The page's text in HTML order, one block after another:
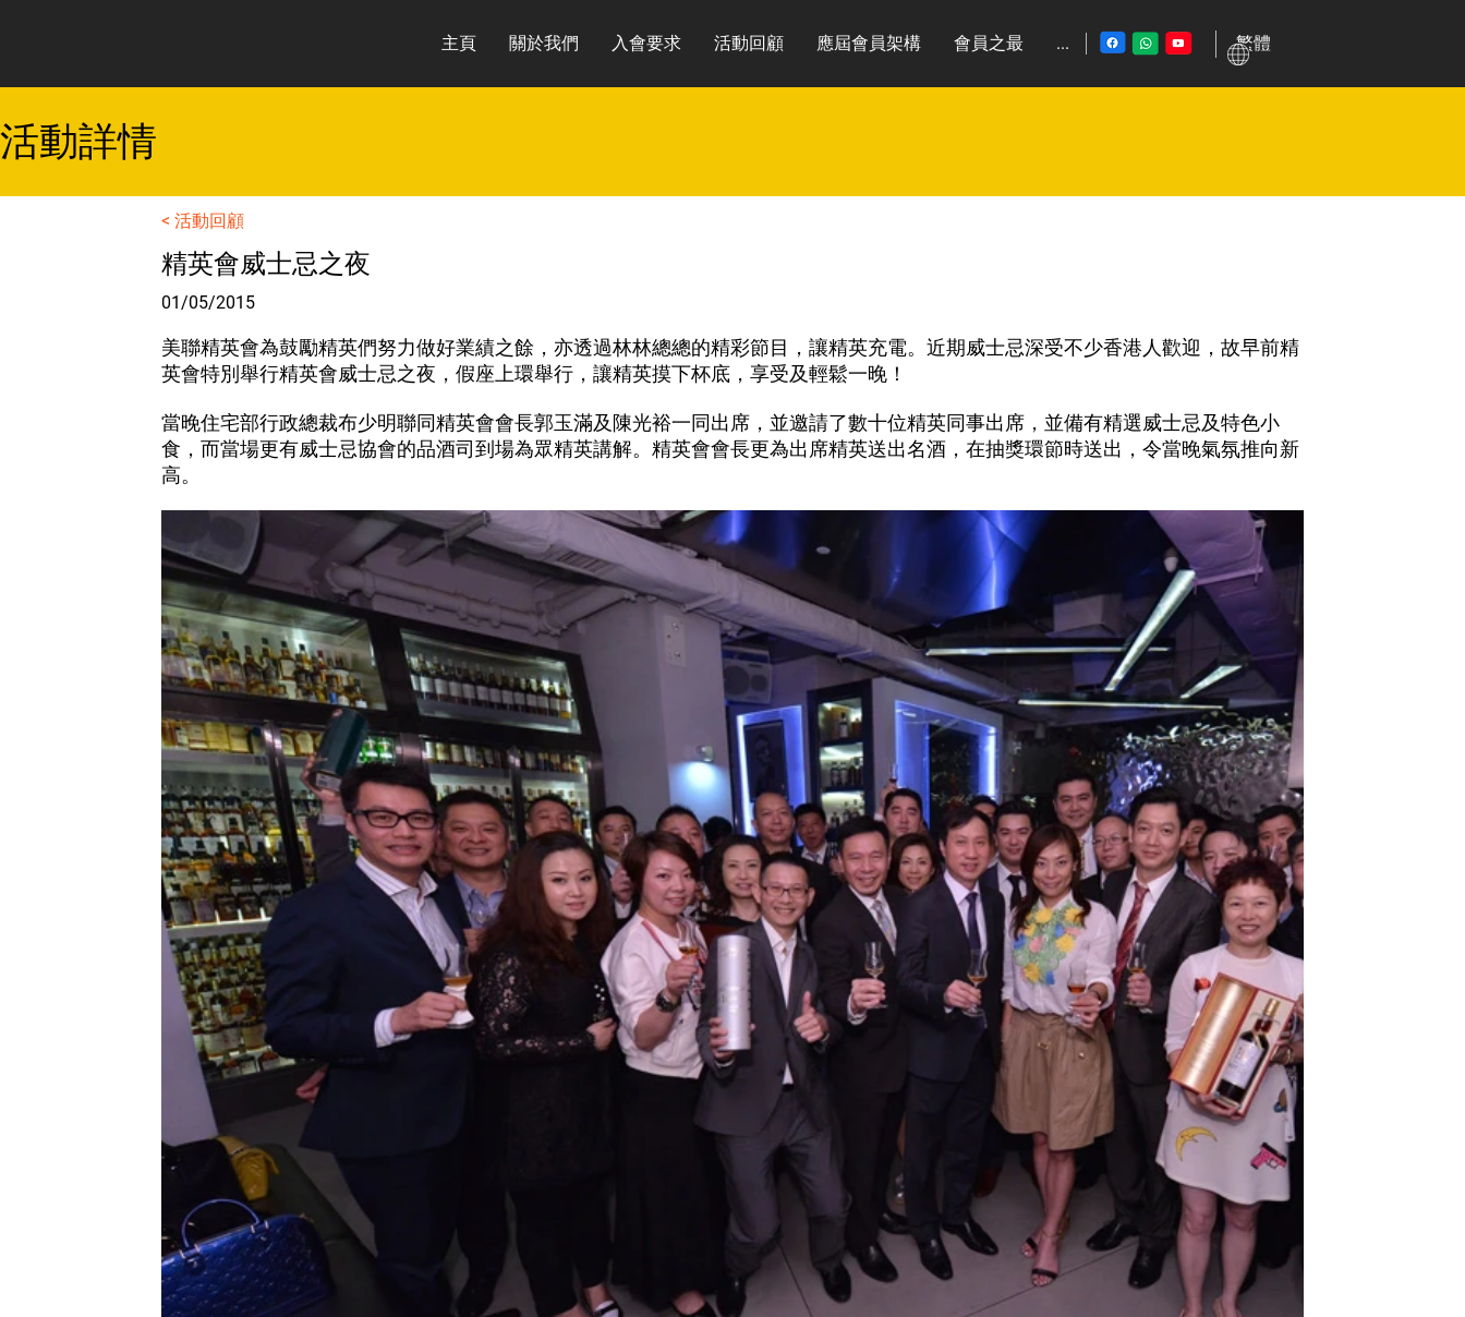
繁體
主頁 關於我們 入會要求 活動回顧 應屆會員架構 會員之最 ...
​活動詳情
美聯精英會為鼓勵精英們努力做好業績之餘，亦透過林林總總的精彩節目，讓精英充電。近期威士忌深受不少香港人歡迎，故早前精
英會特別舉行精英會威士忌之夜，假座上環舉行，讓精英摸下杯底，享受及輕鬆一晚！
當晚住宅部行政總裁布少明聯同精英會會長郭玉滿及陳光裕一同出席，並邀請了數十位精英同事出席，並備有精選威士忌及特色小
食，而當場更有威士忌協會的品酒司到場為眾精英講解。精英會會長更為出席精英送出名酒，在抽獎環節時送出，令當晚氣氛推向新
高。
01/05/2015
精英會威士忌之夜
< 活動回顧